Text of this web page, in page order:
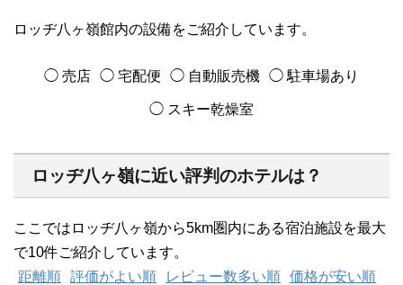
ロッヂ八ヶ嶺館内の設備をご紹介しています。
◯ 売店 ◯ 宅配便 ◯ 自動販売機 ◯ 駐車場あり
◯ スキー乾燥室
ロッヂ八ヶ嶺に近い評判のホテルは？
ここではロッヂ八ヶ嶺から5km圏内にある宿泊施設を最大
で10件ご紹介しています。
距離順 評価がよい順 レビュー数多い順 価格が安い順